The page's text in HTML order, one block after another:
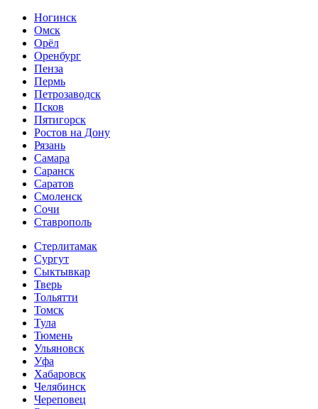
Ногинск
Омск
Орёл
Оренбург
Пенза
Пермь
Петрозаводск
Псков
Пятигорск
Ростов на Дону
Рязань
Самара
Саранск
Саратов
Смоленск
Сочи
Ставрополь
Стерлитамак
Сургут
Сыктывкар
Тверь
Тольятти
Томск
Тула
Тюмень
Ульяновск
Уфа
Хабаровск
Челябинск
Череповец